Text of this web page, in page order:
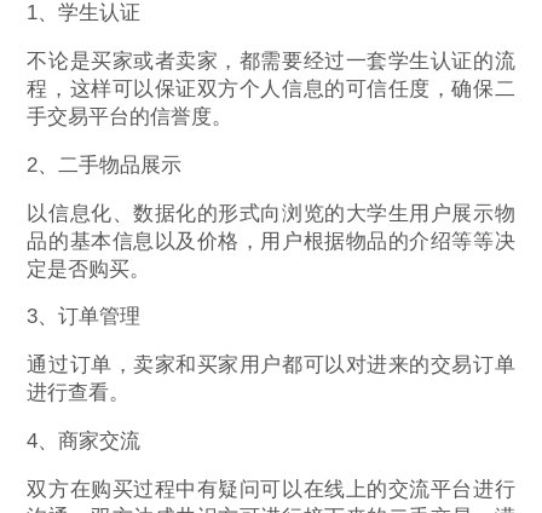
1、学生认证
不论是买家或者卖家，都需要经过一套学生认证的流
程，这样可以保证双方个人信息的可信任度，确保二
手交易平台的信誉度。
2、二手物品展示
以信息化、数据化的形式向浏览的大学生用户展示物
品的基本信息以及价格，用户根据物品的介绍等等决
定是否购买。
3、订单管理
通过订单，卖家和买家用户都可以对进来的交易订单
进行查看。
4、商家交流
双方在购买过程中有疑问可以在线上的交流平台进行